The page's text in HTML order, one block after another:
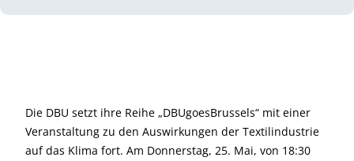
Die DBU setzt ihre Reihe „DBUgoesBrussels“ mit einer
Veranstaltung zu den Auswirkungen der Textilindustrie
auf das Klima fort. Am Donnerstag, 25. Mai, von 18:30